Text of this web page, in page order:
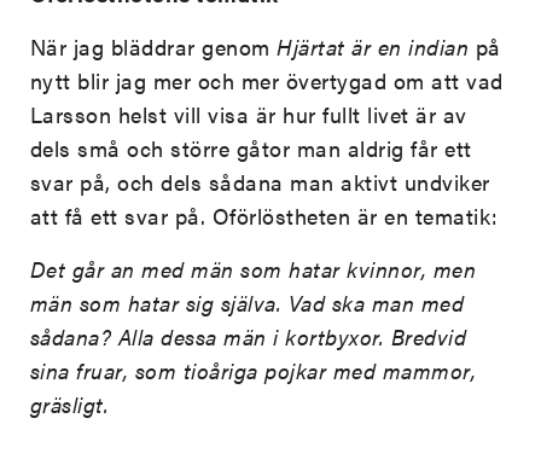
När jag bläddrar genomHjärtat är en indian på
nytt blir jag mer och mer övertygad om att vad
Larsson helst vill visa är hur fullt livet är av
dels små och större gåtor man aldrig får ett
svar på, och dels sådana man aktivt undviker
att få ett svar på. Oförlöstheten är en tematik:
Det går an med män som hatar kvinnor, men
män som hatar sig själva. Vad ska man med
sådana? Alla dessa män i kortbyxor. Bredvid
sina fruar, som tioåriga pojkar med mammor,
gräsligt.